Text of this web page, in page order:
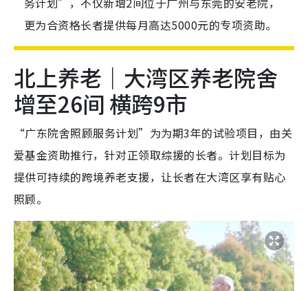
更为合资格长者提供每月高达5000元的专项资助。
北上养老｜大湾区养老院舍
增至26间 横跨9市
“广东院舍照顾服务计划”为为期3年的试验项目，由关
爱基金资助推行，针对正领取综援的长者。计划目标为
提供可持续的跨境养老支援，让长者在大湾区享有贴心
照顾。